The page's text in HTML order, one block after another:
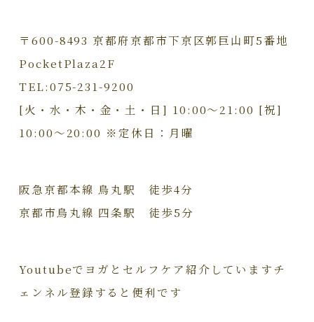
〒600-8493 京都府京都市下京区郭巨山町5番地
PocketPlaza2F
TEL:075-231-9200
[火・水・木・金・土・日] 10:00〜21:00 [祝]
10:00〜20:00 ※定休日：月曜
阪急京都本線 烏丸駅 徒歩4分
京都市烏丸線 四条駅 徒歩5分
Youtubeでヨガとセルフケア紹介していますチ
ェンネル登録すると便利です